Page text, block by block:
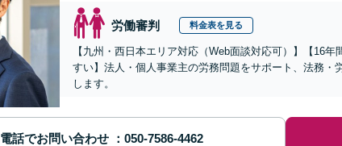
労働審判 料金表を見る
【九州・西日本エリア対応（Web面談対応可）】【16
すい】法人・個人事業主の労務問題をサポート、法務
します。
電話でお問い合わせ